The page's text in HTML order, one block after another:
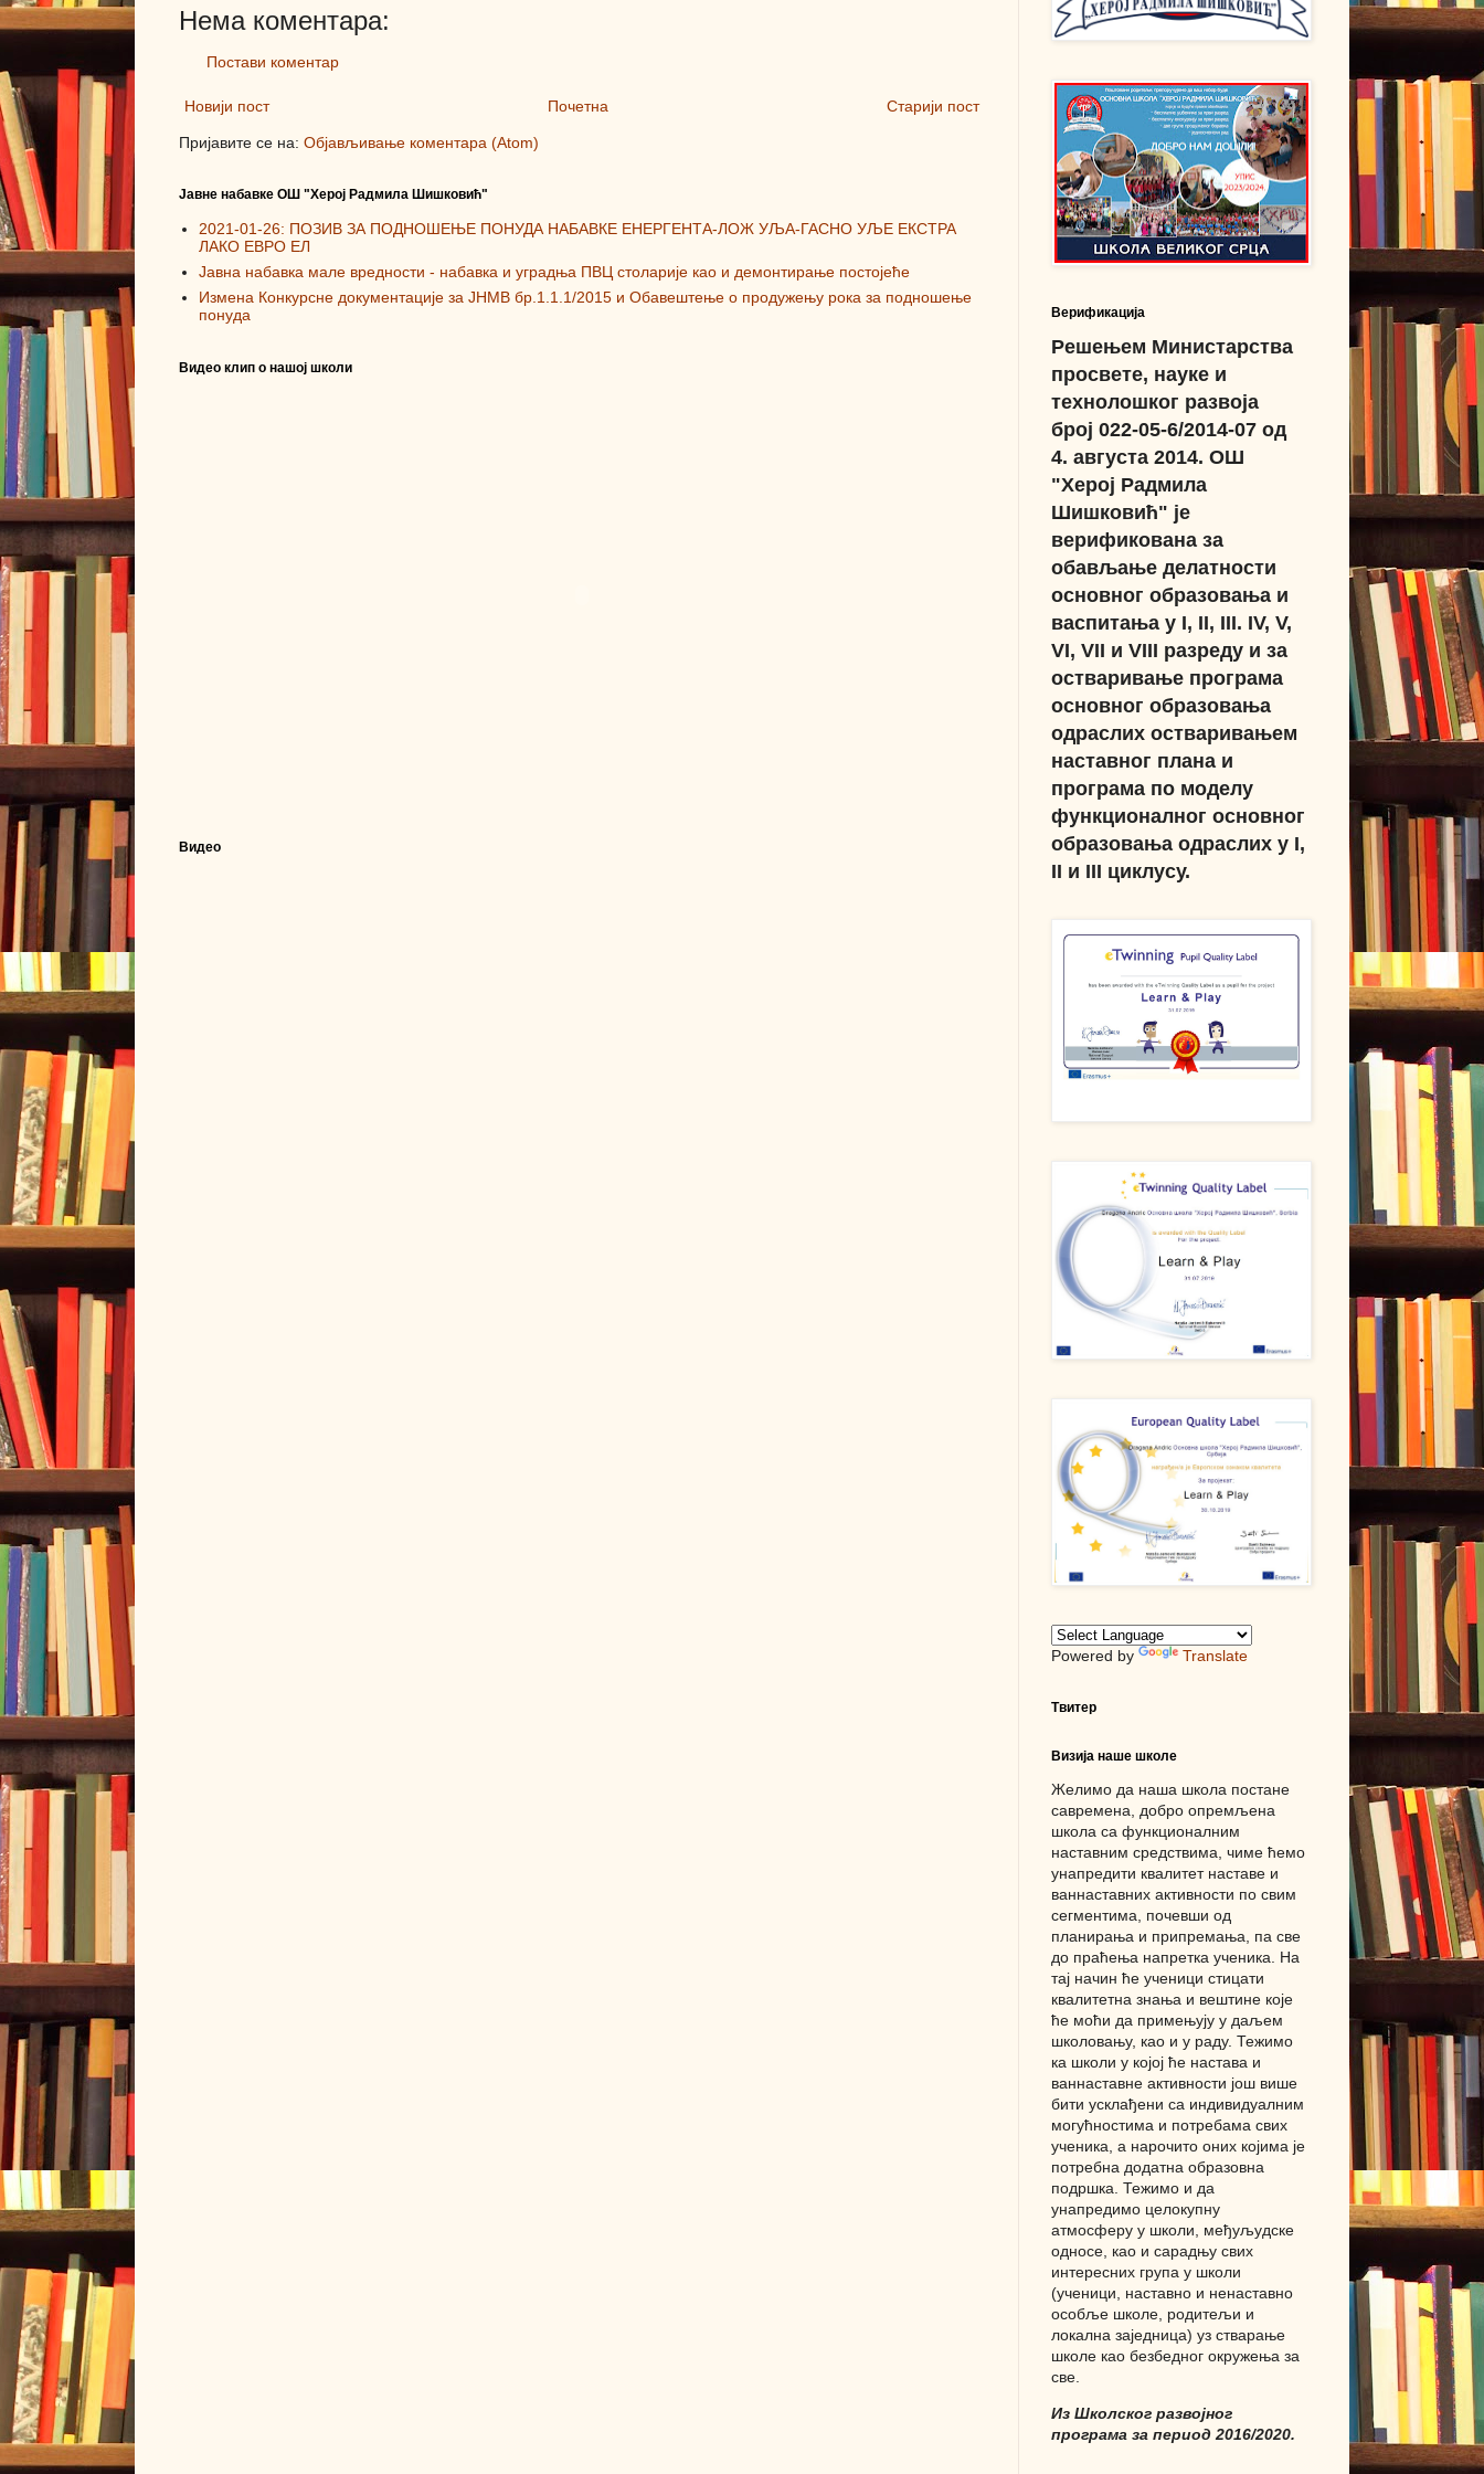
Нема коментара:
Постави коментар
Новији пост Старији пост
Почетна
Пријавите се на: Објављивање коментара (Atom)
Јавне набавке ОШ "Херој Радмила Шишковић"
2021-01-26: ПОЗИВ ЗА ПОДНОШЕЊЕ ПОНУДА НАБАВКЕ ЕНЕРГЕНТА-ЛОЖ УЉА-ГАСНО УЉЕ ЕКСТРА
ЛАКО ЕВРО ЕЛ
Јавна набавка мале вредности - набавка и уградња ПВЦ столарије као и демонтирање постојеће
Измена Конкурсне документације за ЈНМВ бр.1.1.1/2015 и Обавештење о продужењу рока за подношење
понуда
Видео клип о нашој школи
Видео
Верификација
Решењем Министарства
просвете, науке и
технолошког развоја
број 022-05-6/2014-07 од
4. августа 2014. ОШ
"Херој Радмила
Шишковић" је
верификована за
обављање делатности
основног образовања и
васпитања у I, II, III. IV, V,
VI, VII и VIII разреду и за
остваривање програма
основног образовања
одраслих остваривањем
наставног плана и
програма по моделу
функционалног основног
образовања одраслих у I,
II и III циклусу.
Powered by Translate
Твитер
Визија наше школе
Желимо да наша школа постане
савремена, добро опремљена
школа са функционалним
наставним средствима, чиме ћемо
унапредити квалитет наставе и
ваннаставних активности по свим
сегментима, почевши од
планирања и припремања, па све
до праћења напретка ученика. На
тај начин ће ученици стицати
квалитетна знања и вештине које
ће моћи да примењују у даљем
школовању, као и у раду. Тежимо
ка школи у којој ће настава и
ваннаставне активности још више
бити усклађени са индивидуалним
могућностима и потребама свих
ученика, а нарочито оних којима је
потребна додатна образовна
подршка. Тежимо и да
унапредимо целокупну
атмосферу у школи, међуљудске
односе, као и сарадњу свих
интересних група у школи
(ученици, наставно и ненаставно
особље школе, родитељи и
локална заједница) уз стварање
школе као безбедног окружења за
све.
Из Школског развојног
програма за период 2016/2020.